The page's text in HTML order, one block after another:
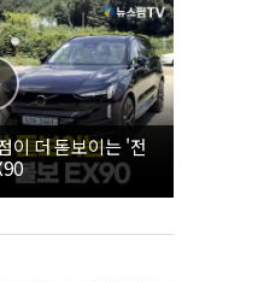
이 더 돋보이는 '전